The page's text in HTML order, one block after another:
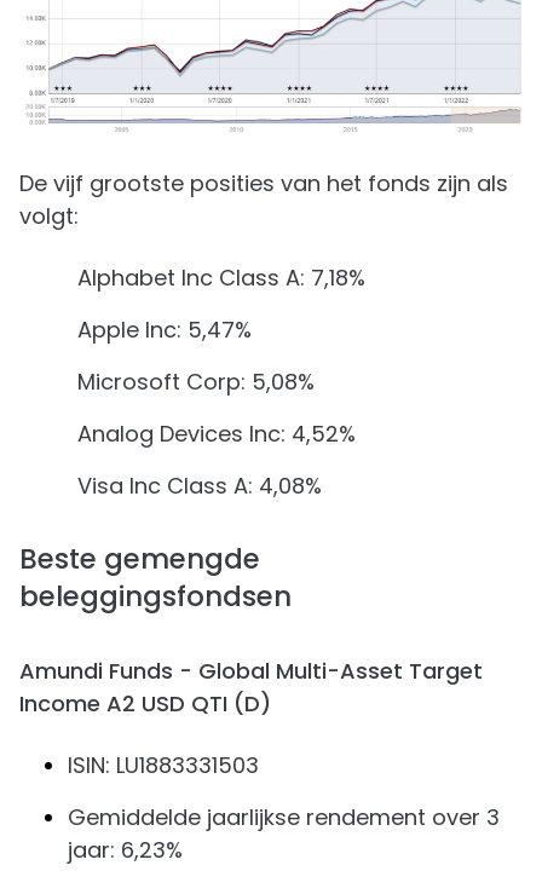
De vijf grootste posities van het fonds zijn als
volgt:
Alphabet Inc Class A: 7,18%
Apple Inc: 5,47%
Microsoft Corp: 5,08%
Analog Devices Inc: 4,52%
Visa Inc Class A: 4,08%
Beste gemengde
beleggingsfondsen
Amundi Funds - Global Multi-Asset Target
Income A2 USD QTI (D)
ISIN: LU1883331503
Gemiddelde jaarlijkse rendement over 3
jaar: 6,23%